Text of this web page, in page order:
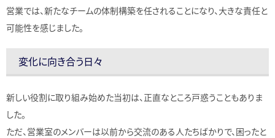
営業では、新たなチームの体制構築を任されることになり、大きな責任と
可能性を感じました。
変化に向き合う日々
新しい役割に取り組み始めた当初は、正直なところ戸惑うこともありま
した。
ただ、営業室のメンバーは以前から交流のある人たちばかりで、困ったと